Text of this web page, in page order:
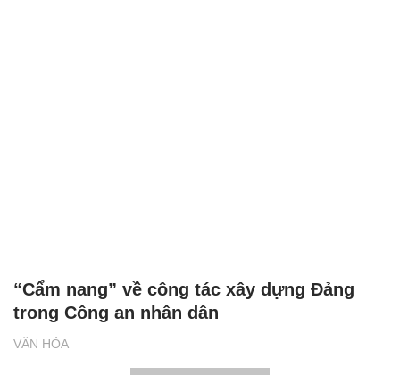
VĂN HÓA
“Cẩm nang” về công tác xây dựng Đảng
trong Công an nhân dân